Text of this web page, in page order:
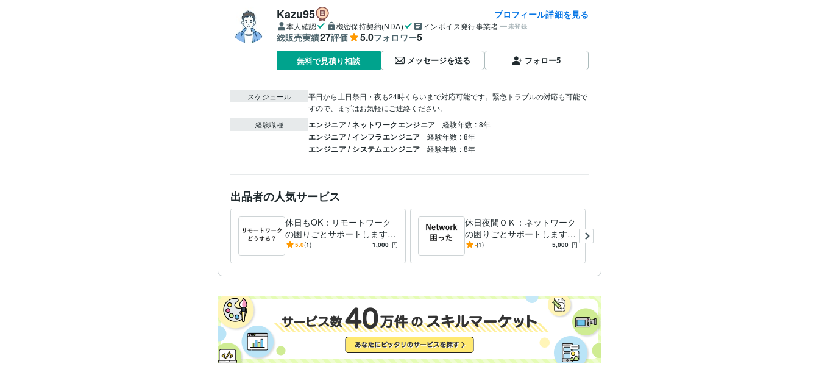
Kazu95 プロフィール詳細を見る
本人確認 機密保持契約(NDA) インボイス発行事業者 未登録
総販売実績27評価 5.0フォロワー5
無料で見積り相談 メッセージを送る フォロー5
スケジュール
平日から土日祭日・夜も24時くらいまで対応可能です。緊急トラブルの対応も可能で
すので、まずはお気軽にご連絡ください。
経験職種 エンジニア / ネットワークエンジニア 経験年数 : 8年
エンジニア / インフラエンジニア 経験年数 : 8年
エンジニア / システムエンジニア 経験年数 : 8年
出品者の人気サービス
休日もOK：リモートワーク
の困りごとサポートします
ＩＴエンジニアがパソコン・
5.0(1) 1,000 円
休日夜間ＯＫ：ネットワーク
の困りごとサポートします
ＩＴエンジニアがパソコン・
-(1) 5,000 円